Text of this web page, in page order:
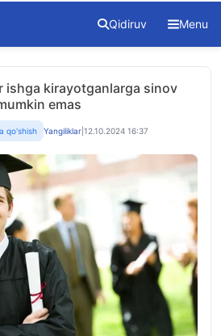
Qidiruv Menu
ishga kirayotganlarga sinov
emas
qo'shish Yangiliklar 12.10.2024 16:37